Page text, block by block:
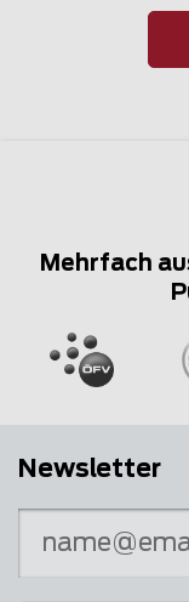
Mehrfach
Newsletter